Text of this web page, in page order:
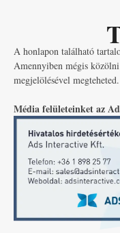
A honlapon található
Amennyiben mégis
megjelölésével megteheted.
Média felületeinket az